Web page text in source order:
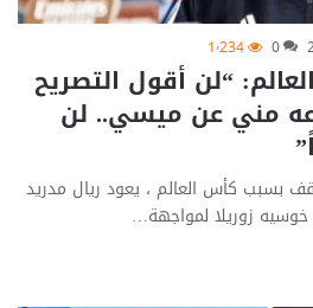
0 1٬234
“لن أقول التصريح
مني عن ميسي.. لن
بسبب كأس العالم ، يعود ريال مدريد
خوسيه زوريلا لمواجهة…